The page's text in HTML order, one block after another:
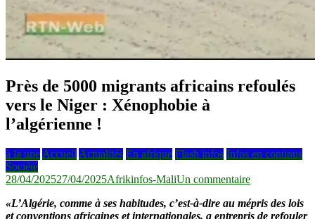
Près de 5000 migrants africains refoulés
vers le Niger : Xénophobie à
l’algérienne !
à la une Accueil Actualités En afrique Flash infos Infos en continus
Société
28/04/202527/04/2025Afrikinfos-MaliUn commentairesur
de
5000
«L’Algérie, comme à ses habitudes, c’est-à-dire au mépris des lois
et conventions africaines et internationales, a entrepris de refouler